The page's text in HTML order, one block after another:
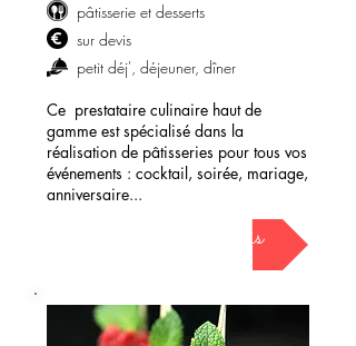
pâtisserie et desserts
sur devis
petit déj', déjeuner, dîner
Ce prestataire culinaire haut de
gamme est spécialisé dans la
réalisation de pâtisseries pour tous vos
événements : cocktail, soirée, mariage,
anniversaire...
demander mon devis